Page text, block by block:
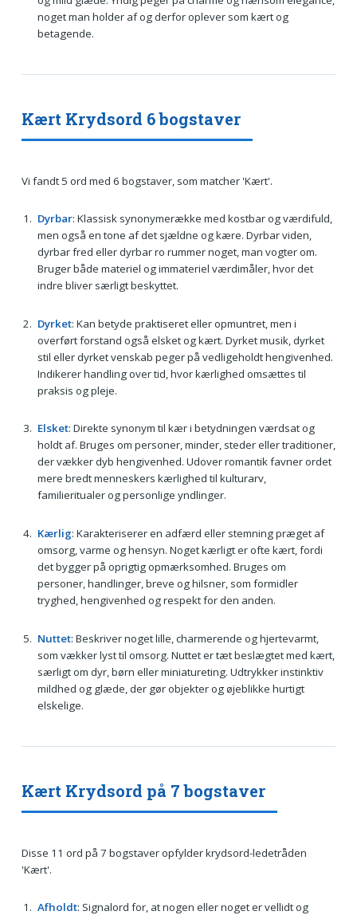
noget man holder af og derfor oplever som kært og
betagende.
Kært Krydsord 6 bogstaver
Vi fandt 5 ord med 6 bogstaver, som matcher 'Kært'.
Dyrbar: Klassisk synonymerække med kostbar og værdifuld,
men også en tone af det sjældne og kære. Dyrbar viden,
dyrbar fred eller dyrbar ro rummer noget, man vogter om.
Bruger både materiel og immateriel værdimåler, hvor det
indre bliver særligt beskyttet.
Dyrket: Kan betyde praktiseret eller opmuntret, men i
overført forstand også elsket og kært. Dyrket musik, dyrket
stil eller dyrket venskab peger på vedligeholdt hengivenhed.
Indikerer handling over tid, hvor kærlighed omsættes til
praksis og pleje.
Elsket: Direkte synonym til kær i betydningen værdsat og
holdt af. Bruges om personer, minder, steder eller traditioner,
der vækker dyb hengivenhed. Udover romantik favner ordet
mere bredt menneskers kærlighed til kulturarv,
familieritualer og personlige yndlinger.
Kærlig: Karakteriserer en adfærd eller stemning præget af
omsorg, varme og hensyn. Noget kærligt er ofte kært, fordi
det bygger på oprigtig opmærksomhed. Bruges om
personer, handlinger, breve og hilsner, som formidler
tryghed, hengivenhed og respekt for den anden.
Nuttet: Beskriver noget lille, charmerende og hjertevarmt,
som vækker lyst til omsorg. Nuttet er tæt beslægtet med kært,
særligt om dyr, børn eller miniatureting. Udtrykker instinktiv
mildhed og glæde, der gør objekter og øjeblikke hurtigt
elskelige.
Kært Krydsord på 7 bogstaver
Disse 11 ord på 7 bogstaver opfylder krydsord-ledetråden
'Kært'.
Afholdt: Signalord for, at nogen eller noget er vellidt og